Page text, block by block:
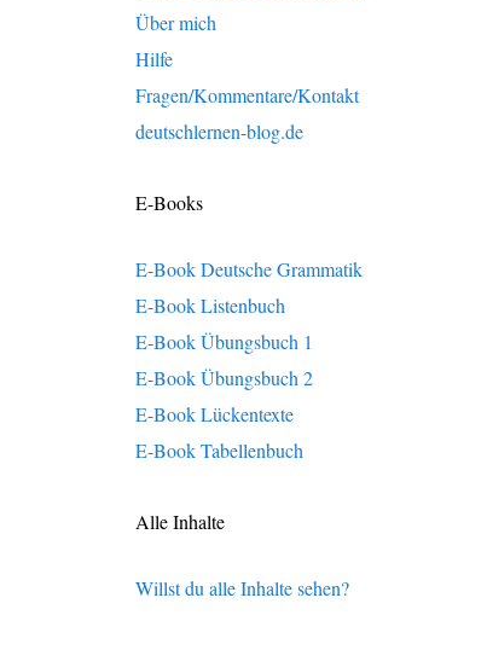
Über mich
Hilfe
Fragen/Kommentare/Kontakt
deutschlernen-blog.de
E-Books
E-Book Deutsche Grammatik
E-Book Listenbuch
E-Book Übungsbuch 1
E-Book Übungsbuch 2
E-Book Lückentexte
E-Book Tabellenbuch
Alle Inhalte
Willst du alle Inhalte sehen?